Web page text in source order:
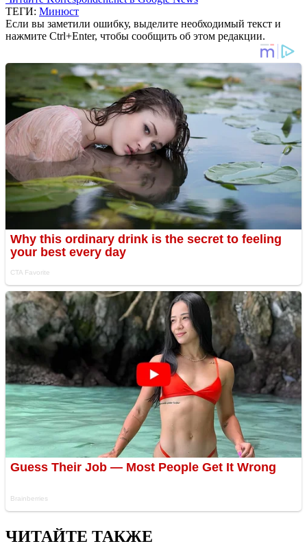
ТЕГИ: Минюст
Если вы заметили ошибку, выделите необходимый текст и
нажмите Ctrl+Enter, чтобы сообщить об этом редакции.
ЧИТАЙТЕ ТАКЖЕ